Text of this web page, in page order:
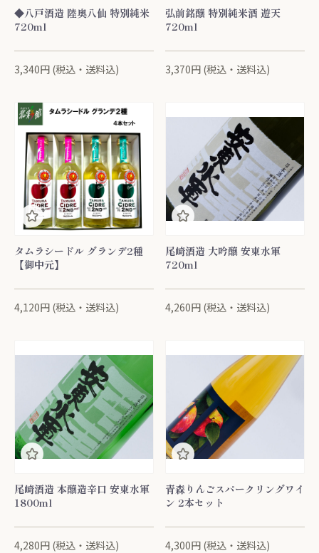
◆八戸酒造 陸奥八仙 特別純米
720ml
3,340円 (税込・送料込)
弘前銘醸 特別純米酒 遊天
720ml
3,370円 (税込・送料込)
タムラシードル グランデ2種
【御中元】
4,120円 (税込・送料込)
尾崎酒造 大吟醸 安東水軍
720ml
4,260円 (税込・送料込)
尾崎酒造 本醸造辛口 安東水軍
1800ml
4,280円 (税込・送料込)
青森りんごスパークリングワイ
ン 2本セット
4,300円 (税込・送料込)